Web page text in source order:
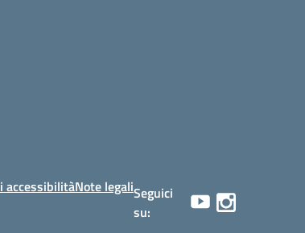
accessibilitàNote legaliSeguici
su: